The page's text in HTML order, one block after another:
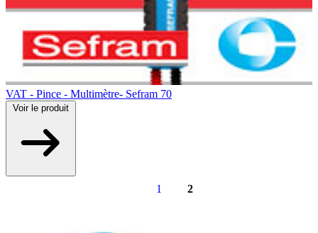
VAT - Pince - Multimètre- Sefram 70
Voir le produit
1 2